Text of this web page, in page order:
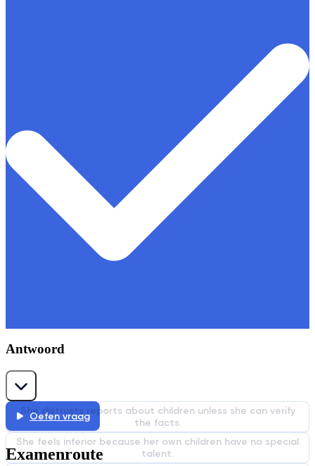
Antwoord
She distrusts reports about children unless she can verify
the facts.
She feels inferior because her own children have no special
talent.
Oefen vraag
Examenroute